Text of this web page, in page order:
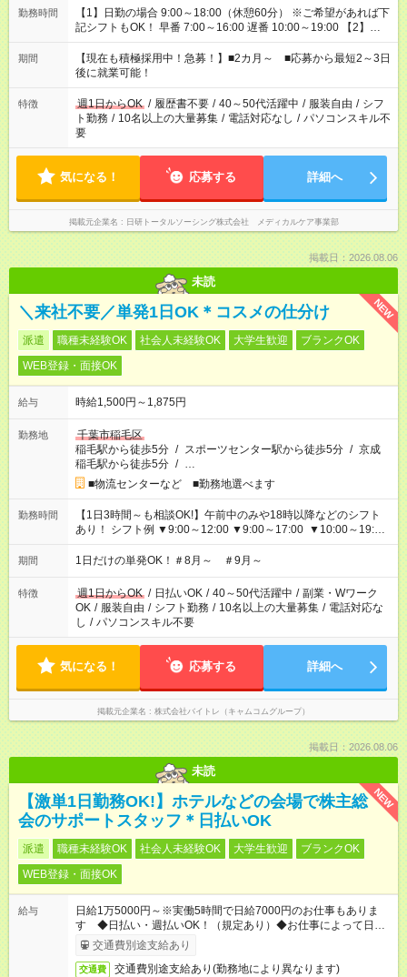
勤務時間
【1】日勤の場合 9:00～18:00（休憩60分） ※ご希望があれば下
記シフトもOK！ 早番 7:00～16:00 遅番 10:00～19:00 【2】夜
勤の場合 16:30～翌9:30 16:30～翌10:30など ※Wワーク希望の
方へ 今ご覧のお仕事で希望する勤務時間と、もう1つのお仕事の
勤務時間。 合計で週40時間を超える場合は応募できません。
期間
【現在も積極採用中！急募！】■2カ月～ ■応募から最短2～3日
後に就業可能！
特徴 週1日からOK / 履歴書不要 / 40～50代活躍中 / 服装自由 / シフ
ト勤務 / 10名以上の大量募集 / 電話対応なし / パソコンスキル不
要
気になる！ 応募する 詳細へ
掲載元企業名 日研トータルソーシング株式会社 メディカルケア事業部
掲載日：2026.08.06
未読
NEW
＼来社不要／単発1日OK＊コスメの仕分け
派遣 職種未経験OK 社会人未経験OK 大学生歓迎
ブランクOK
WEB登録・面接OK
給与 時給1,500円～1,875円
勤務地
千葉市稲毛区
稲毛駅から徒歩5分 / スポーツセンター駅から徒歩5分 / 京成
稲毛駅から徒歩5分 / …
■物流センターなど ■勤務地選べます
勤務時間
【1日3時間～も相談OK!】午前中のみや18時以降などのシフト
あり！ シフト例 ▼9:00～12:00 ▼9:00～17:00 ▼10:00～19:00
▼18:00～21:00
期間 1日だけの単発OK！＃8月～ ＃9月～
特徴 週1日からOK / 日払いOK / 40～50代活躍中 / 副業・Wワーク
OK / 服装自由 / シフト勤務 / 10名以上の大量募集 / 電話対応な
し / パソコンスキル不要
気になる！ 応募する 詳細へ
掲載元企業名 株式会社バイトレ（キャムコムグループ）
掲載日：2026.08.06
未読
NEW
【激単1日勤務OK!】ホテルなどの会場で株主総
会のサポートスタッフ＊日払いOK
派遣 職種未経験OK 社会人未経験OK 大学生歓迎
ブランクOK
WEB登録・面接OK
給与
日給1万5000円～※実働5時間で日給7000円のお仕事もありま
す ◆日払い・週払いOK！（規定あり）◆お仕事によって日給も
異なります
交通費別途支給あり
交通費 交通費別途支給あり(勤務地により異なります)